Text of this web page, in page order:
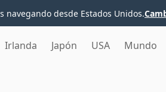
navegando desde Estados Unidos.
Irlanda Japón USA Mundo